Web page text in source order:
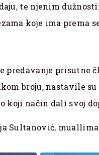
te njenim
koje ima prema
predavanje prisutne
broju, nastavile
koji način dali svoj
Sultanović, muallima